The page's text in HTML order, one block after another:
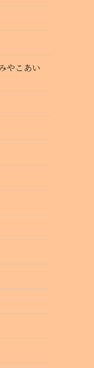
やこあい